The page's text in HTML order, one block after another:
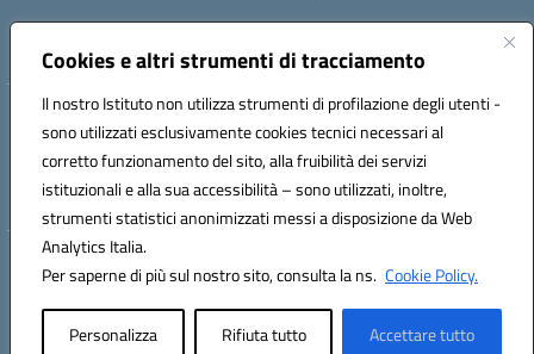
Cookies e altri strumenti di tracciamento
Il nostro Istituto non utilizza strumenti di profilazione degli utenti -
sono utilizzati esclusivamente cookies tecnici necessari al
corretto funzionamento del sito, alla fruibilità dei servizi
istituzionali e alla sua accessibilità – sono utilizzati, inoltre,
strumenti statistici anonimizzati messi a disposizione da Web
Analytics Italia.
Per saperne di più sul nostro sito, consulta la ns. Cookie Policy.
Personalizza Rifiuta tutto Accettare tutto
Codice fiscale: 81000450908 Codice meccanografico: SSIC80600X
Telefono: 079714035 Fax: 079716128
Mail: SSIC80600X@istruzione.it PEC: SSIC80600X@pec.istruzione.it
Hosting & Powered by 3D Solution S.r.l.
Concept & Design by Designers Italia